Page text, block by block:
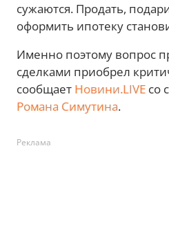
сужаются. Продать,
оформить ипотеку
Именно поэтому вопрос
сделками приобрел
сообщает Новини.LIVE со
Романа Симутина.
Реклама